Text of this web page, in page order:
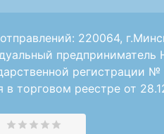
220064,
предприниматель
регистрации №
в торговом реестре от